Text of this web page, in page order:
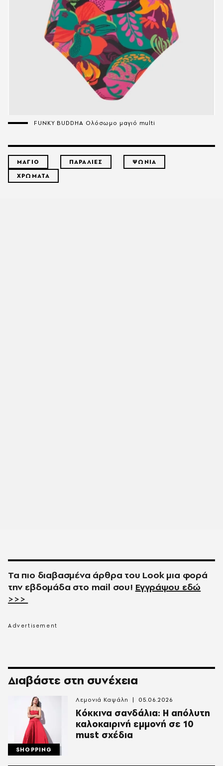
FUNKY BUDDHA Ολόσωμο μαγιό multi
ΜΑΓΙΟ ΠΑΡΑΛΙΕΣ
ΨΩΝΙΑ
ΧΡΩΜΑΤΑ
Τα πιο διαβασμένα άρθρα του Look μια φορά
την εβδομάδα στο mail σου! Εγγράψου εδώ
>>>
Διαβάστε στη συνέχεια
SHOPPING
Κόκκινα σανδάλια: Η απόλυτη
καλοκαιρινή εμμονή σε 10
must σχέδια
Λεμονιά Καψάλη 05.06.2026